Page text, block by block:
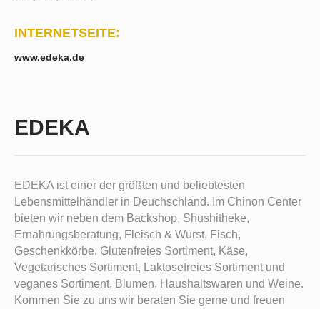
INTERNETSEITE:
www.edeka.de
EDEKA
EDEKA ist einer der größten und beliebtesten
Lebensmittelhändler in Deuchschland. Im Chinon Center
bieten wir neben dem Backshop, Shushitheke,
Ernährungsberatung, Fleisch & Wurst, Fisch,
Geschenkkörbe, Glutenfreies Sortiment, Käse,
Vegetarisches Sortiment, Laktosefreies Sortiment und
veganes Sortiment, Blumen, Haushaltswaren und Weine.
Kommen Sie zu uns wir beraten Sie gerne und freuen